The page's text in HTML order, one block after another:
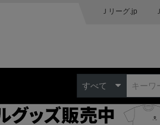
Ｊリーグ.jp
すべて